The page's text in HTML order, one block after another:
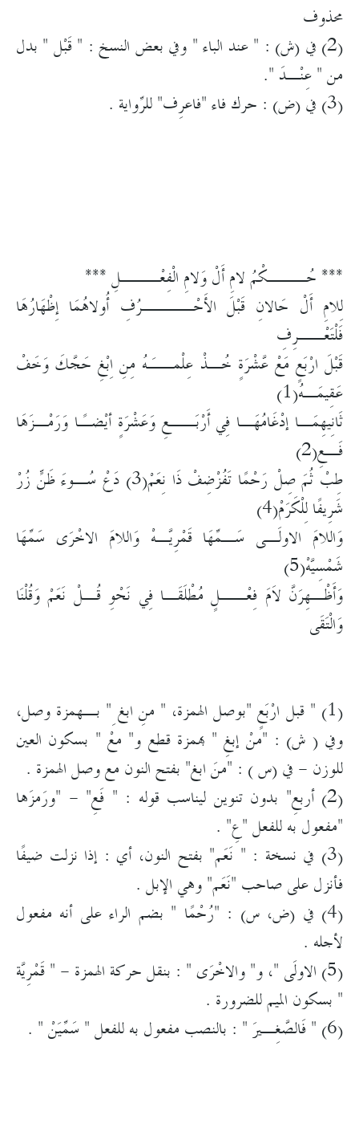
محذوف
(2) في (ش) : " عند الباء " وفي بعض النسخ : " قَبْل " بدل
من " عِنْـدَ ".
(3) في (ض) : حرك فاء "فاعرِف" للرِّواية .
*** حُـــكْمُ لامِ أَلْ وَلامِ الْفِعْـــلِ ***
لِلامِ أَلْ حَالانِ قَبْلَ الأَحْــــرُفِ أُولاهُمَا إِظْهَارُهَا
فَلْتَعْــرِفِ
قَبْلَ ارْبَعٍ مَعْ عَّشْرَةٍ خُـذْ عِلْمــَهُ مِنِ اِبْغِ حَجَّكَ وَخَفْ
عَقِيمَـهُ(1)
ثَانِيهِمَـا إدْغَامُهَـا فِي أَرْبَــعِ وَعَشْرَةٍ أيْضـًا وَرَمْـزَهَا
فَـعِ(2)
طِبْ ثُمَ صِلْ رَحْمًا تَفُزْضِفْ ذَا نِعَمْ(3) دَعْ سُـوءَ ظَنٍّ زُرْ
شَرِيفًا لِلْكَرَمْ(4)
وَاللامَ الاولَـى سَـمِّهَا قَمْرِيَّـهْ وَاللامَ الاخْرَى سَمِّهَا
شَمْسِيَّهْ(5)
وَأَظْـهِرَنَّ لاَمَ فِعْــلٍ مُطْلَقَـا فِي نَحْوِ قُـلْ نَعَمْ وَقُلْنَا
وَالْتَقَى
(1) " قبل ارْبَعٍ "بوصل الهمزة، " منِ ابغ ِ" بـهمزة وصل،
وفي ( ش) : "منْ إبغِ " بهمزة قطع و" معْ " بسكون العين
للوزن - في (س ) : "منَ ابغ" بفتح النون مع وصل الهمزة .
(2) أربعِ" بدون تنوين ليناسب قوله : " فَعِ" - "ورَمزَها
"مفعول به للفعل "عِ" .
(3) في نسخة : " نَعَم" بفتح النون، أي : إذا نزلت ضيفًا
فأنزل على صاحب "نَعَم" وهي الإبل .
(4) في (ض، س) : "رُحْمًا " بضم الراء على أنه مفعول
لأجله .
(5) الاولَى "، و" والاخْرَى " : بنقل حركة الهمزة - " قَمْرِيَّة
" بسكون الميم للضرورة .
(6) " فَالصَّغِـيرَ " : بالنصب مفعول به للفعل " سَمِّيَنْ " .